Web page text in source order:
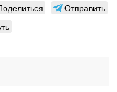
Отправить